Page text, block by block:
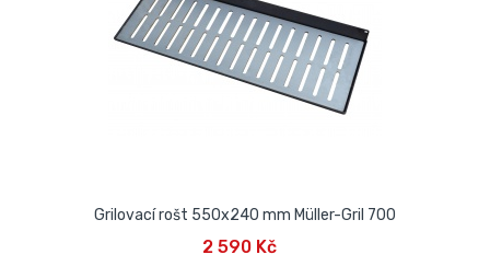
Grilovací rošt 550x240 mm Müller-Gril 700
2 590 Kč